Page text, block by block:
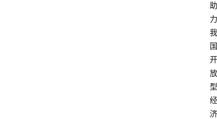
助
力
我
国
开
放
型
经
济